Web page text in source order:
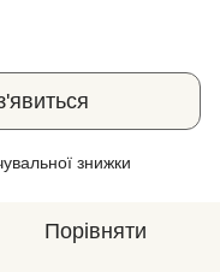
знижки
Порівняти